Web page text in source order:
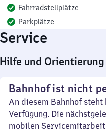
Fahrradstellplätze
Parkplätze
Service
Hilfe und
Bahnhof ist nicht
An diesem Bahnhof
Verfügung. Die
mobilen